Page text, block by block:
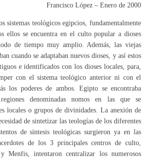
Francisco López – Enero de 2000
sistemas teológicos egipcios, fundamentalmente
ellos se encuentra en el culto popular a dioses
de tiempo muy amplio. Además, las viejas
cuando se adaptaban nuevos dioses, y así estos
e identificados con los dioses locales, para,
con el sistema teológico anterior ni con el
los poderes de ambos. Egipto se encontraba
denominadas nomos en las que se
locales o grupos de divinidades. La anexión de
de sintetizar las teologías de los diferentes
de síntesis teológicas surgieron ya en las
de los 3 principales centros de culto,
Menfis, intentaron centralizar los numerosos